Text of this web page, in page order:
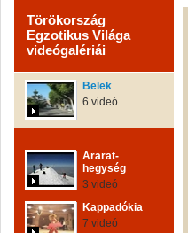
Törökország
Egzotikus Világa
videógalériái
Belek
6 videó
Ararat-
hegység
3 videó
Kappadókia
7 videó